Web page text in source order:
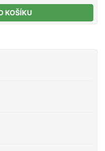
nedochází ke
zároveň se výborně
čímž budete moci
vody rozpustí a
blízkosti
produkty jsou
s nimi proto jen se
Průměr:
rozpustnosti: cca
KOŠÍKU